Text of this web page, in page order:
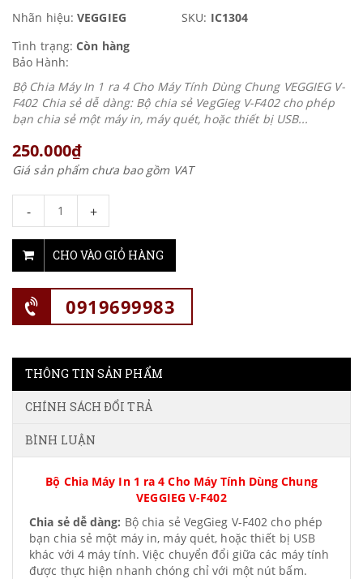
Nhãn hiệu: VEGGIEG SKU: IC1304
Tình trạng: Còn hàng
Bảo Hành:
Bộ Chia Máy In 1 ra 4 Cho Máy Tính Dùng Chung VEGGIEG V-
F402 Chia sẻ dễ dàng: Bộ chia sẻ VegGieg V-F402 cho phép
bạn chia sẻ một máy in, máy quét, hoặc thiết bị USB...
250.000₫
Giá sản phẩm chưa bao gồm VAT
- +
CHO VÀO GIỎ HÀNG
0919699983
THÔNG TIN SẢN PHẨM
CHÍNH SÁCH ĐỔI TRẢ
BÌNH LUẬN
Bộ Chia Máy In 1 ra 4 Cho Máy Tính Dùng Chung
VEGGIEG V-F402
Chia sẻ dễ dàng: Bộ chia sẻ VegGieg V-F402 cho phép
bạn chia sẻ một máy in, máy quét, hoặc thiết bị USB
khác với 4 máy tính. Việc chuyển đổi giữa các máy tính
được thực hiện nhanh chóng chỉ với một nút bấm.